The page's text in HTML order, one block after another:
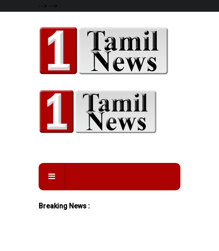
--> -->
Breaking News :